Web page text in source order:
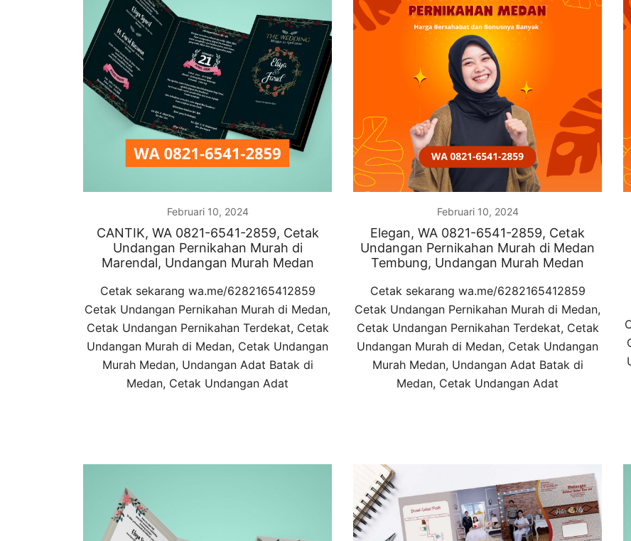
Februari 10, 2024
CANTIK, WA 0821-6541-2859, Cetak
Undangan Pernikahan Murah di
Marendal, Undangan Murah Medan
Cetak sekarang wa.me/6282165412859
Cetak Undangan Pernikahan Murah di Medan,
Cetak Undangan Pernikahan Terdekat, Cetak
Undangan Murah di Medan, Cetak Undangan
Murah Medan, Undangan Adat Batak di
Medan, Cetak Undangan Adat
Februari 10, 2024
Elegan, WA 0821-6541-2859, Cetak
Undangan Pernikahan Murah di Medan
Tembung, Undangan Murah Medan
Cetak sekarang wa.me/6282165412859
Cetak Undangan Pernikahan Murah di Medan,
Cetak Undangan Pernikahan Terdekat, Cetak
Undangan Murah di Medan, Cetak Undangan
Murah Medan, Undangan Adat Batak di
Medan, Cetak Undangan Adat